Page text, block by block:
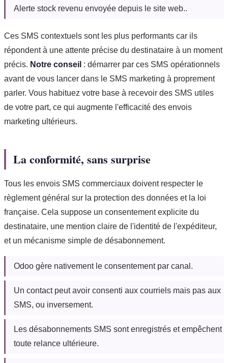
Alerte stock revenu envoyée depuis le site web..
Ces SMS contextuels sont les plus performants car ils
répondent à une attente précise du destinataire à un moment
précis. Notre conseil : démarrer par ces SMS opérationnels
avant de vous lancer dans le SMS marketing à proprement
parler. Vous habituez votre base à recevoir des SMS utiles
de votre part, ce qui augmente l'efficacité des envois
marketing ultérieurs.
La conformité, sans surprise
Tous les envois SMS commerciaux doivent respecter le
règlement général sur la protection des données et la loi
française. Cela suppose un consentement explicite du
destinataire, une mention claire de l'identité de l'expéditeur,
et un mécanisme simple de désabonnement.
Odoo gère nativement le consentement par canal.
Un contact peut avoir consenti aux courriels mais pas aux
SMS, ou inversement.
Les désabonnements SMS sont enregistrés et empêchent
toute relance ultérieure.